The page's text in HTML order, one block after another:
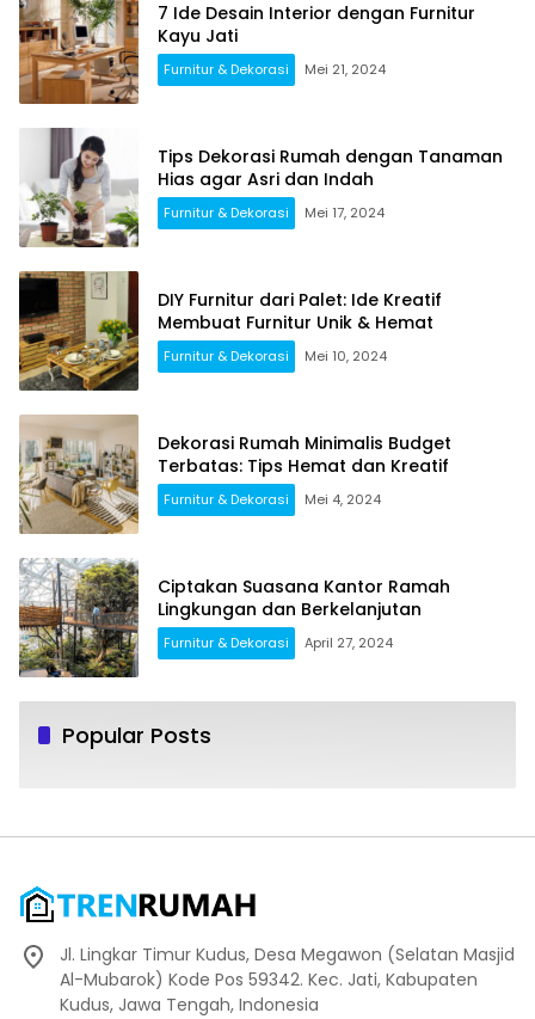
7 Ide Desain Interior dengan Furnitur
Kayu Jati
Furnitur & Dekorasi Mei 21, 2024
Tips Dekorasi Rumah dengan Tanaman
Hias agar Asri dan Indah
Furnitur & Dekorasi Mei 17, 2024
DIY Furnitur dari Palet: Ide Kreatif
Membuat Furnitur Unik & Hemat
Furnitur & Dekorasi Mei 10, 2024
Dekorasi Rumah Minimalis Budget
Terbatas: Tips Hemat dan Kreatif
Furnitur & Dekorasi Mei 4, 2024
Ciptakan Suasana Kantor Ramah
Lingkungan dan Berkelanjutan
Furnitur & Dekorasi April 27, 2024
Popular Posts
Jl. Lingkar Timur Kudus, Desa Megawon (Selatan Masjid
Al-Mubarok) Kode Pos 59342. Kec. Jati, Kabupaten
Kudus, Jawa Tengah, Indonesia